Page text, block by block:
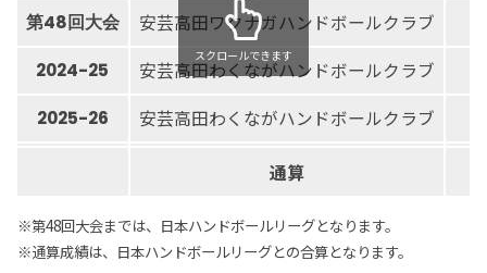
第48回大会 安芸高田ワクナガハンドボールクラブ
2024-25 安芸高田わくながハンドボールクラブ
2025-26 安芸高田わくながハンドボールクラブ
通算
スクロールできます
※第48回大会までは、日本ハンドボールリーグとなります。
※通算成績は、日本ハンドボールリーグとの合算となります。